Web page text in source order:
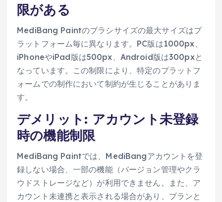
限がある
MediBang Paintのブラシサイズの最大サイズはプ
ラットフォーム毎に異なります。PC版は1000px、
iPhoneやiPad版は500px、Android版は300pxと
なっています。この制限により、特定のプラットフ
ォームでの制作において制約が生じることがありま
す。
デメリット: アカウント未登録
時の機能制限
MediBang Paintでは、MediBangアカウントを登
録しない場合、一部の機能（バージョン管理やクラ
ウドストレージなど）が利用できません。また、ア
カウント未連携と表示される場合があり、プランと